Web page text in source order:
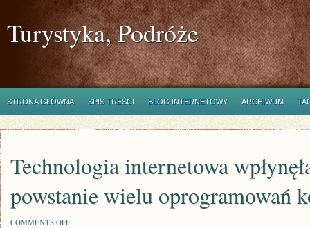
Turystyka, Podróże
STRONA GŁÓWNA SPIS TREŚCI BLOG INTERNETOWY ARCHIWUM
Technologia internetowa
powstanie wielu oprogramowań
COMMENTS OFFON